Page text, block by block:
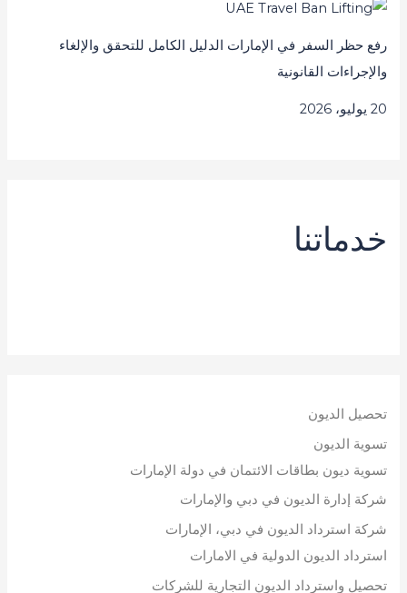
رفع حظر السفر في الإمارات الدليل الكامل للتحقق والإلغاء
والإجراءات القانونية
20 يوليو، 2026
خدماتنا
تحصيل الديون
تسوية الديون
تسوية ديون بطاقات الائتمان في دولة الإمارات
شركة إدارة الديون في دبي والإمارات
شركة استرداد الديون في دبي، الإمارات
استرداد الديون الدولية في الامارات
تحصيل واسترداد الديون التجارية للشركات